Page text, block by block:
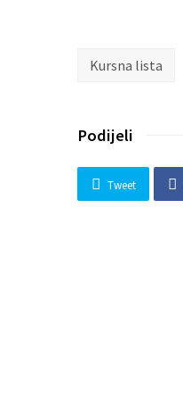
Kursna lista
Podijeli
Tweet